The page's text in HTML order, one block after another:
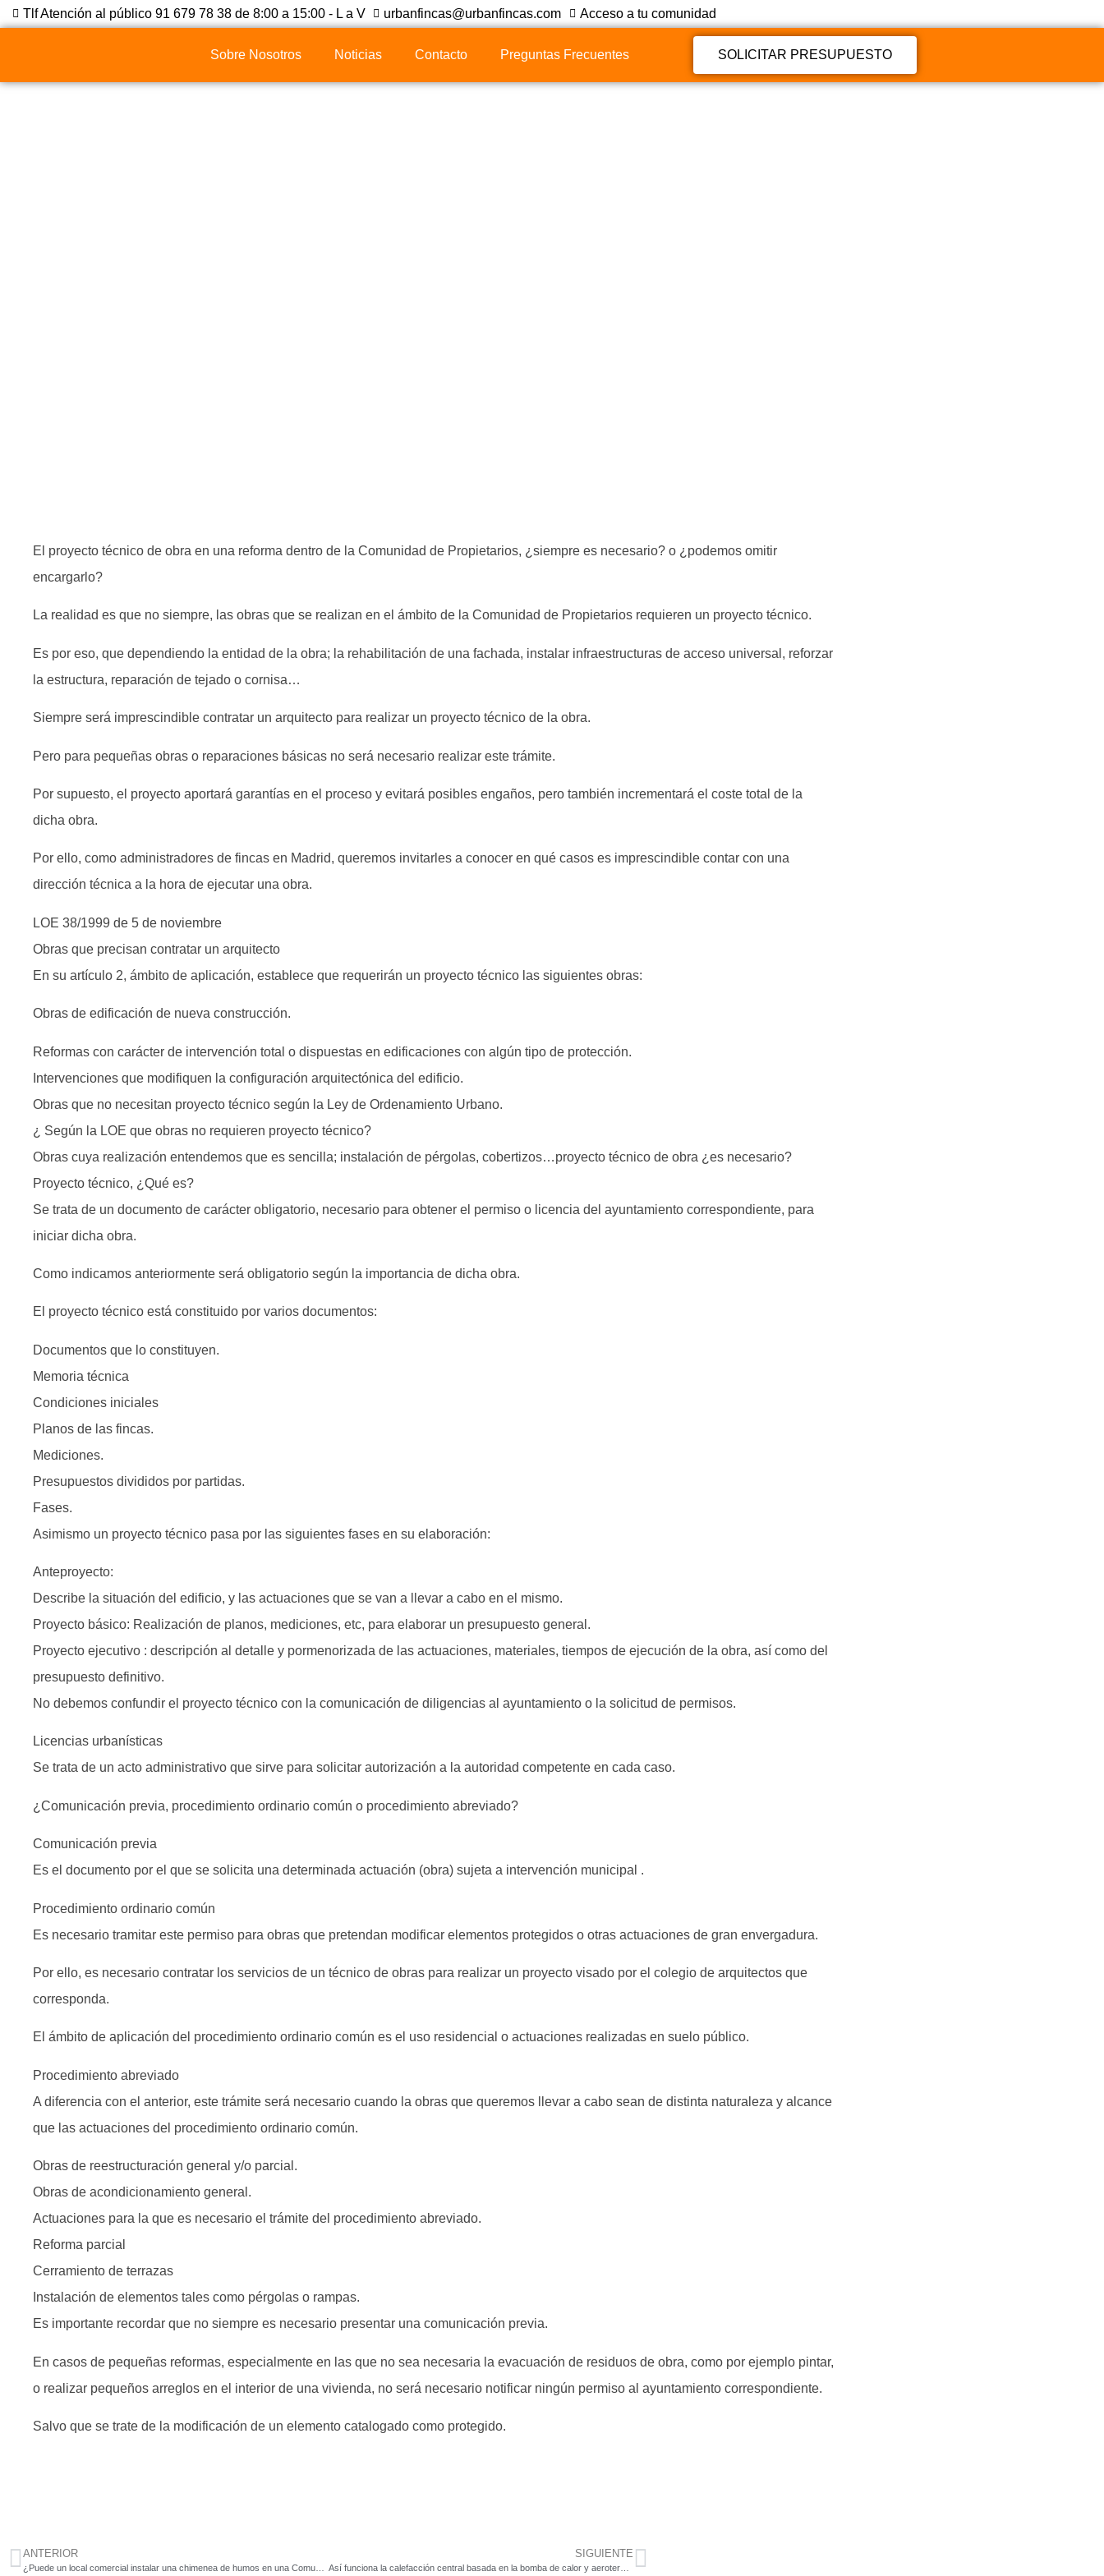
Tlf Atención al público 91 679 78 38 de 8:00 a 15:00 - L a V urbanfincas@urbanfincas.com Acceso a tu comunidad
Sobre Nosotros Noticias Contacto Preguntas Frecuentes SOLICITAR PRESUPUESTO
El proyecto técnico de obra en una reforma dentro de la Comunidad de Propietarios, ¿siempre es necesario? o ¿podemos omitir
encargarlo?
La realidad es que no siempre, las obras que se realizan en el ámbito de la Comunidad de Propietarios requieren un proyecto técnico.
Es por eso, que dependiendo la entidad de la obra; la rehabilitación de una fachada, instalar infraestructuras de acceso universal, reforzar
la estructura, reparación de tejado o cornisa…
Siempre será imprescindible contratar un arquitecto para realizar un proyecto técnico de la obra.
Pero para pequeñas obras o reparaciones básicas no será necesario realizar este trámite.
Por supuesto, el proyecto aportará garantías en el proceso y evitará posibles engaños, pero también incrementará el coste total de la
dicha obra.
Por ello, como administradores de fincas en Madrid, queremos invitarles a conocer en qué casos es imprescindible contar con una
dirección técnica a la hora de ejecutar una obra.
LOE 38/1999 de 5 de noviembre
Obras que precisan contratar un arquitecto
En su artículo 2, ámbito de aplicación, establece que requerirán un proyecto técnico las siguientes obras:
Obras de edificación de nueva construcción.
Reformas con carácter de intervención total o dispuestas en edificaciones con algún tipo de protección.
Intervenciones que modifiquen la configuración arquitectónica del edificio.
Obras que no necesitan proyecto técnico según la Ley de Ordenamiento Urbano.
¿ Según la LOE que obras no requieren proyecto técnico?
Obras cuya realización entendemos que es sencilla; instalación de pérgolas, cobertizos…proyecto técnico de obra ¿es necesario?
Proyecto técnico, ¿Qué es?
Se trata de un documento de carácter obligatorio, necesario para obtener el permiso o licencia del ayuntamiento correspondiente, para
iniciar dicha obra.
Como indicamos anteriormente será obligatorio según la importancia de dicha obra.
El proyecto técnico está constituido por varios documentos:
Documentos que lo constituyen.
Memoria técnica
Condiciones iniciales
Planos de las fincas.
Mediciones.
Presupuestos divididos por partidas.
Fases.
Asimismo un proyecto técnico pasa por las siguientes fases en su elaboración:
Anteproyecto:
Describe la situación del edificio, y las actuaciones que se van a llevar a cabo en el mismo.
Proyecto básico: Realización de planos, mediciones, etc, para elaborar un presupuesto general.
Proyecto ejecutivo : descripción al detalle y pormenorizada de las actuaciones, materiales, tiempos de ejecución de la obra, así como del
presupuesto definitivo.
No debemos confundir el proyecto técnico con la comunicación de diligencias al ayuntamiento o la solicitud de permisos.
Licencias urbanísticas
Se trata de un acto administrativo que sirve para solicitar autorización a la autoridad competente en cada caso.
¿Comunicación previa, procedimiento ordinario común o procedimiento abreviado?
Comunicación previa
Es el documento por el que se solicita una determinada actuación (obra) sujeta a intervención municipal .
Procedimiento ordinario común
Es necesario tramitar este permiso para obras que pretendan modificar elementos protegidos o otras actuaciones de gran envergadura.
Por ello, es necesario contratar los servicios de un técnico de obras para realizar un proyecto visado por el colegio de arquitectos que
corresponda.
El ámbito de aplicación del procedimiento ordinario común es el uso residencial o actuaciones realizadas en suelo público.
Procedimiento abreviado
A diferencia con el anterior, este trámite será necesario cuando la obras que queremos llevar a cabo sean de distinta naturaleza y alcance
que las actuaciones del procedimiento ordinario común.
Obras de reestructuración general y/o parcial.
Obras de acondicionamiento general.
Actuaciones para la que es necesario el trámite del procedimiento abreviado.
Reforma parcial
Cerramiento de terrazas
Instalación de elementos tales como pérgolas o rampas.
Es importante recordar que no siempre es necesario presentar una comunicación previa.
En casos de pequeñas reformas, especialmente en las que no sea necesaria la evacuación de residuos de obra, como por ejemplo pintar,
o realizar pequeños arreglos en el interior de una vivienda, no será necesario notificar ningún permiso al ayuntamiento correspondiente.
Salvo que se trate de la modificación de un elemento catalogado como protegido.
ANTERIOR SIGUIENTE
Así funciona la calefacción central basada en la bomba de calor y aerotermia